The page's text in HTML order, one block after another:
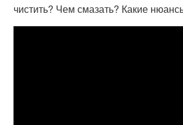
чистить? Чем смазать? Какие